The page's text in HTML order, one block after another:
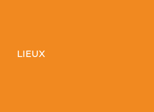
LIEUX